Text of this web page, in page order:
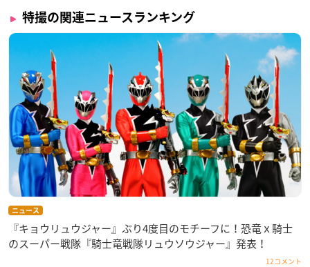
特撮の関連ニュースランキング
ニュース
『キョウリュウジャー』ぶり4度目のモチーフに！恐竜ｘ騎士
のスーパー戦隊『騎士竜戦隊リュウソウジャー』発表！
12コメント